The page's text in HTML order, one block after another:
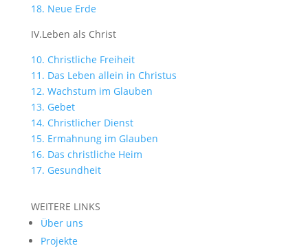
18. Neue Erde
IV.Leben als Christ
10. Christliche Freiheit
11. Das Leben allein in Christus
12. Wachstum im Glauben
13. Gebet
14. Christlicher Dienst
15. Ermahnung im Glauben
16. Das christliche Heim
17. Gesundheit
WEITERE LINKS
Über uns
Projekte